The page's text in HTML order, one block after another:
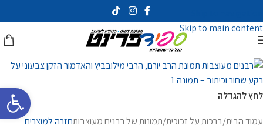
פתח
Skip to main content
לחץ להגדלה
עמוד הבית/ברכות על זכוכית/תמונות של רבנים מעוצבותחזרה למוצרים